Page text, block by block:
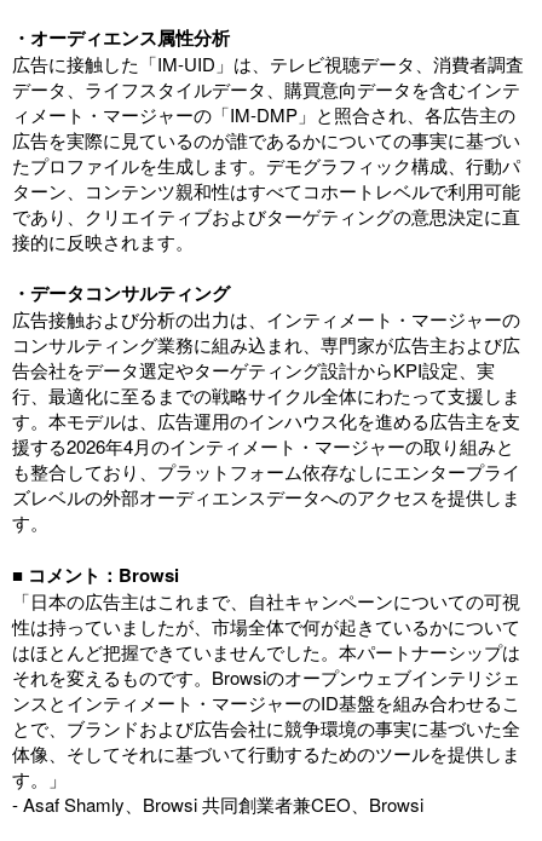
・オーディエンス属性分析
広告に接触した「IM-UID」は、テレビ視聴データ、消費者調査
データ、ライフスタイルデータ、購買意向データを含むインテ
ィメート・マージャーの「IM-DMP」と照合され、各広告主の
広告を実際に見ているのが誰であるかについての事実に基づい
たプロファイルを生成します。デモグラフィック構成、行動パ
ターン、コンテンツ親和性はすべてコホートレベルで利用可能
であり、クリエイティブおよびターゲティングの意思決定に直
接的に反映されます。
・データコンサルティング
広告接触および分析の出力は、インティメート・マージャーの
コンサルティング業務に組み込まれ、専門家が広告主および広
告会社をデータ選定やターゲティング設計からKPI設定、実
行、最適化に至るまでの戦略サイクル全体にわたって支援しま
す。本モデルは、広告運用のインハウス化を進める広告主を支
援する2026年4月のインティメート・マージャーの取り組みと
も整合しており、プラットフォーム依存なしにエンタープライ
ズレベルの外部オーディエンスデータへのアクセスを提供しま
す。
■ コメント：Browsi
「日本の広告主はこれまで、自社キャンペーンについての可視
性は持っていましたが、市場全体で何が起きているかについて
はほとんど把握できていませんでした。本パートナーシップは
それを変えるものです。Browsiのオープンウェブインテリジェ
ンスとインティメート・マージャーのID基盤を組み合わせるこ
とで、ブランドおよび広告会社に競争環境の事実に基づいた全
体像、そしてそれに基づいて行動するためのツールを提供しま
す。」
- Asaf Shamly、Browsi 共同創業者兼CEO、Browsi